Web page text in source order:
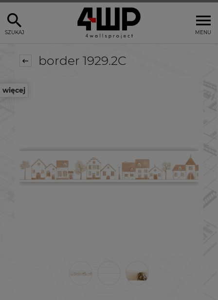
MENU
SZUKAJ
więcej
border 1929.2C